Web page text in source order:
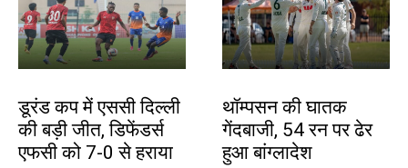
डूरंड कप में एससी दिल्ली
की बड़ी जीत, डिफेंडर्स
एफसी को 7-0 से हराया
थॉम्पसन की घातक
गेंदबाजी, 54 रन पर ढेर
हुआ बांग्लादेश